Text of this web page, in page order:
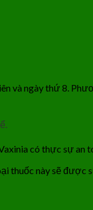
và ngày thứ 8.
có thực sự an
này sẽ được